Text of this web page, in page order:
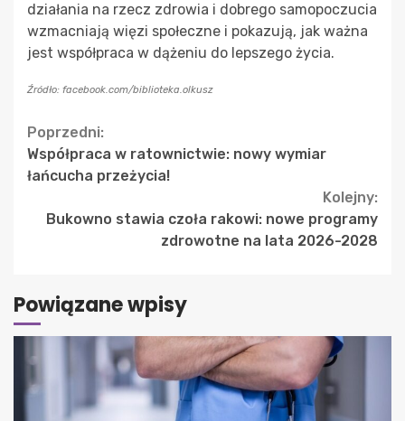
działania na rzecz zdrowia i dobrego samopoczucia
wzmacniają więzi społeczne i pokazują, jak ważna
jest współpraca w dążeniu do lepszego życia.
Źródło: facebook.com/biblioteka.olkusz
Continue
Reading
Poprzedni:
Współpraca w ratownictwie: nowy wymiar
łańcucha przeżycia!
Kolejny:
Bukowno stawia czoła rakowi: nowe programy
zdrowotne na lata 2026-2028
Powiązane wpisy